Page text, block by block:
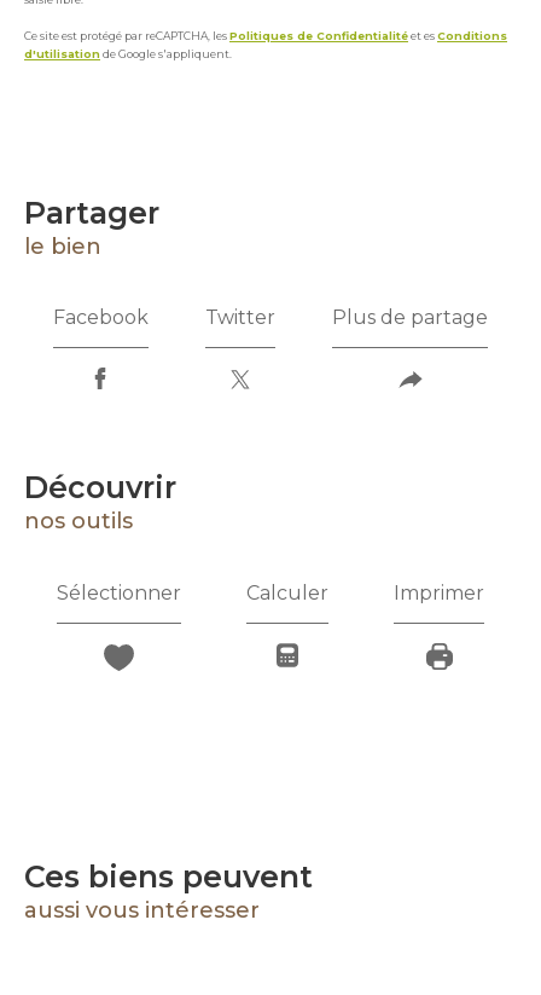
Ce site est protégé par reCAPTCHA, lesPolitiques de Confidentialitéet esConditions
d'utilisationde Google s'appliquent.
partager
le bien
Facebook Twitter Plus de partage
découvrir
nos outils
Sélectionner Calculer Imprimer
Ces biens peuvent
aussi vous intéresser